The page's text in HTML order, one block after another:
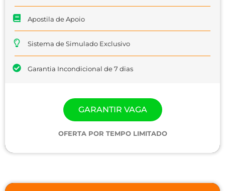
Apostila de Apoio
Sistema de Simulado Exclusivo
Garantia Incondicional de 7 dias
GARANTIR VAGA
OFERTA POR TEMPO LIMITADO